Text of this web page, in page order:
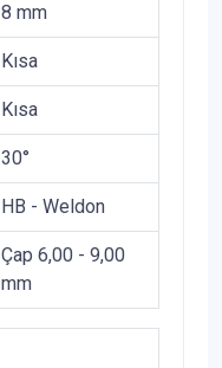
8 mm
Kısa
Kısa
30°
HB - Weldon
Çap 6,00 - 9,00
mm